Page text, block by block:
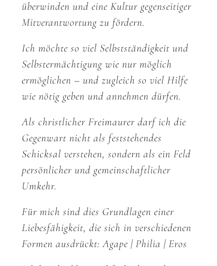
überwinden und eine Kultur gegenseitiger
Mitverantwortung zu fördern.
Ich möchte so viel Selbstständigkeit und
Selbstermächtigung wie nur möglich
ermöglichen – und zugleich so viel Hilfe
wie nötig geben und annehmen dürfen.
Als christlicher Freimaurer darf ich die
Gegenwart nicht als feststehendes
Schicksal verstehen, sondern als ein Feld
persönlicher und gemeinschaftlicher
Umkehr.
Für mich sind dies Grundlagen einer
Liebesfähigkeit, die sich in verschiedenen
Formen ausdrückt: Agape | Philia | Eros